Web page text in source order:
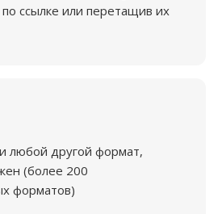
ссылке или перетащив их
любой другой формат,
(более 200
форматов)